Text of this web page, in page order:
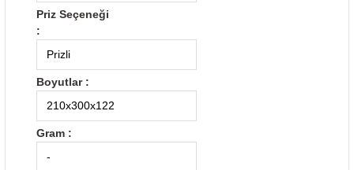
Priz Seçeneği
:
Prizli
Boyutlar :
210x300x122
Gram :
-